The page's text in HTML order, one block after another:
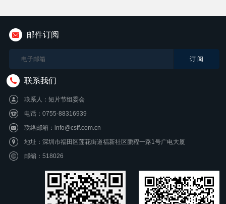
邮件订阅
联系我们
联系人：短片节组委会
电话：0755-88316939
联络邮箱：info@csff.com.cn
地址：深圳市福田区莲花街道福新社区鹏程一路1号广电大厦
邮编：518026